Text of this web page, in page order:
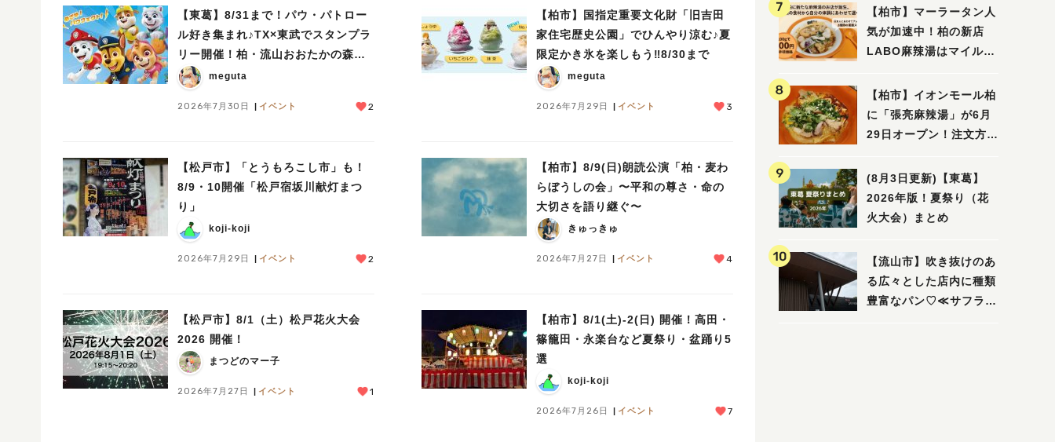
【東葛】8/31まで！パウ・パトロー
ル好き集まれ♪TX×東武でスタンプラ
リー開催！柏・流山おおたかの森・
清水公園など10駅を巡ろう
meguta
2026年7月30日 イベント 2
【柏市】国指定重要文化財「旧吉田
家住宅歴史公園」でひんやり涼む♪夏
限定かき氷を楽しもう‼︎8/30まで
meguta
2026年7月29日 イベント 3
【松戸市】「とうもろこし市」も！
8/9・10開催「松戸宿坂川献灯まつ
り」
koji-koji
2026年7月29日 イベント 2
【柏市】8/9(日)朗読公演「柏・麦わ
らぼうしの会」〜平和の尊さ・命の
大切さを語り継ぐ〜
きゅっきゅ
2026年7月27日 イベント 4
【松戸市】8/1（土）松戸花火大会
2026 開催！
まつどのマー子
2026年7月27日 イベント 1
【柏市】8/1(土)‐2(日) 開催！高田・
篠籠田・永楽台など夏祭り・盆踊り5
選
koji-koji
2026年7月26日 イベント 7
ル」を親子で満喫してき
ました！
【柏市】マーラータン人
気が加速中！柏の新店
LABO麻辣湯はマイルド
【柏市】イオンモール柏
に「張亮麻辣湯」が6月
29日オープン！注文方法
ビュー
(8月3日更新)【東葛】
2026年版！夏祭り（花
火大会）まとめ
【流山市】吹き抜けのあ
る広々とした店内に種類
豊富なパン♡≪サフラン